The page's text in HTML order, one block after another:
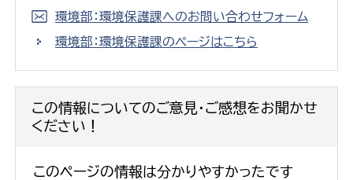
環境部：環境保護課へのお問い合わせフォーム
環境部：環境保護課のページはこちら
この情報についてのご意見・ご感想をお聞かせ
ください！
このページの情報は分かりやすかったです